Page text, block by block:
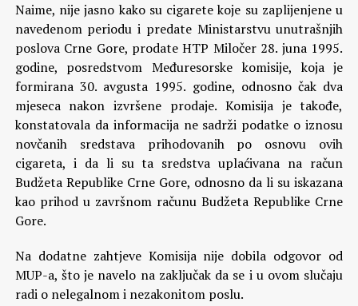
Naime, nije jasno kako su cigarete koje su zaplijenjene u
navedenom periodu i predate Ministarstvu unutrašnjih
poslova Crne Gore, prodate HTP Miločer 28. juna 1995.
godine, posredstvom Međuresorske komisije, koja je
formirana 30. avgusta 1995. godine, odnosno čak dva
mjeseca nakon izvršene prodaje. Komisija je takođe,
konstatovala da informacija ne sadrži podatke o iznosu
novčanih sredstava prihodovanih po osnovu ovih
cigareta, i da li su ta sredstva uplaćivana na račun
Budžeta Republike Crne Gore, odnosno da li su iskazana
kao prihod u završnom računu Budžeta Republike Crne
Gore.
Na dodatne zahtjeve Komisija nije dobila odgovor od
MUP-a, što je navelo na zaključak da se i u ovom slučaju
radi o nelegalnom i nezakonitom poslu.